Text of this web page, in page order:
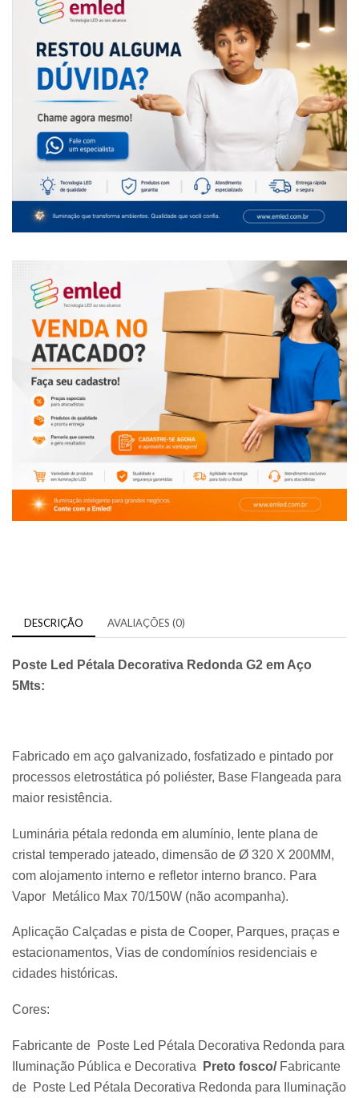
DESCRIÇÃO AVALIAÇÕES (0)
Poste Led Pétala Decorativa Redonda G2 em Aço
5Mts:
Fabricado em aço galvanizado, fosfatizado e pintado por
processos eletrostática pó poliéster, Base Flangeada para
maior resistência.
Luminária pétala redonda em alumínio, lente plana de
cristal temperado jateado, dimensão de Ø 320 X 200MM,
com alojamento interno e refletor interno branco. Para
Vapor Metálico Max 70/150W (não acompanha).
Aplicação Calçadas e pista de Cooper, Parques, praças e
estacionamentos, Vias de condomínios residenciais e
cidades históricas.
Cores:
Fabricante de Poste Led Pétala Decorativa Redonda para
Iluminação Pública e Decorativa Preto fosco/ Fabricante
de Poste Led Pétala Decorativa Redonda para Iluminação